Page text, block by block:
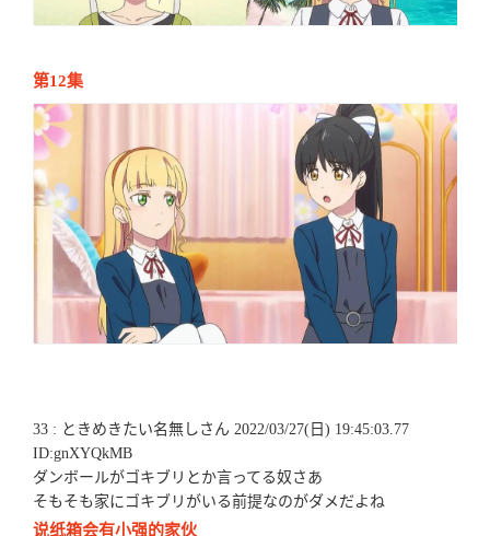
第12集
33 : ときめきたい名無しさん 2022/03/27(日) 19:45:03.77
ID:gnXYQkMB
ダンボールがゴキブリとか言ってる奴さあ
そもそも家にゴキブリがいる前提なのがダメだよね
说纸箱会有小强的家伙